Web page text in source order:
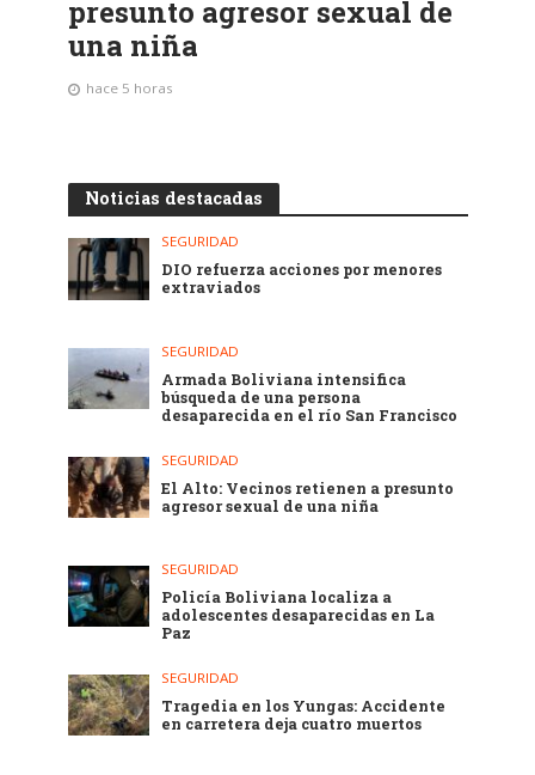
presunto agresor sexual de
una niña
hace 5 horas
Noticias destacadas
SEGURIDAD
DIO refuerza acciones por menores
extraviados
SEGURIDAD
Armada Boliviana intensifica
búsqueda de una persona
desaparecida en el río San Francisco
SEGURIDAD
El Alto: Vecinos retienen a presunto
agresor sexual de una niña
SEGURIDAD
Policía Boliviana localiza a
adolescentes desaparecidas en La
Paz
SEGURIDAD
Tragedia en los Yungas: Accidente
en carretera deja cuatro muertos